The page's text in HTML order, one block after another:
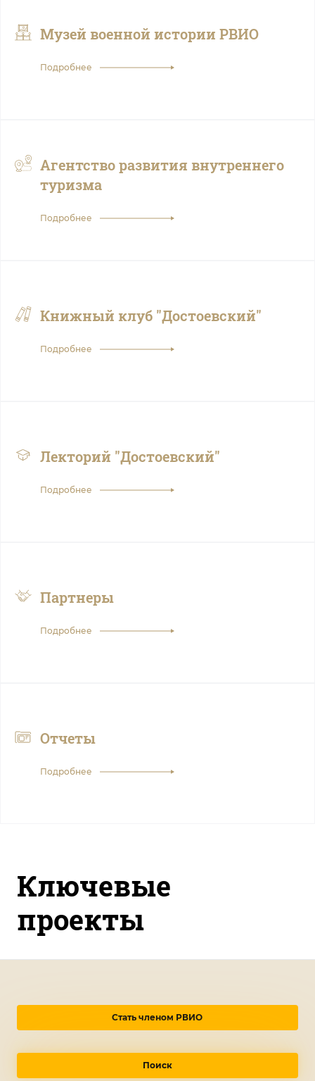
Музей военной истории РВИО
Подробнее
Агентство развития внутреннего
туризма
Подробнее
Книжный клуб "Достоевский"
Подробнее
Лекторий "Достоевский"
Подробнее
Партнеры
Подробнее
Отчеты
Подробнее
Ключевые
проекты
Стать членом РВИО
Поиск